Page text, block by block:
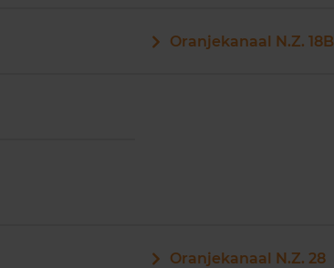
Oranjekanaal N.Z. 18B
Oranjekanaal N.Z. 28